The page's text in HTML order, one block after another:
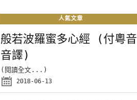
人氣文章
般若波羅蜜多心經 (付粵音
音譯)
(閱讀全文...)
2018-06-13